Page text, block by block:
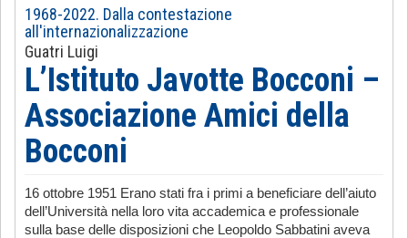
-1968-2022. Dalla contestazione
all'internazionalizzazione
Guatri Luigi
L’Istituto Javotte Bocconi –
Associazione Amici della
Bocconi
16 ottobre 1951 Erano stati fra i primi a beneficiare dell’aiuto
dell’Università nella loro vita accademica e professionale
sulla base delle disposizioni che Leopoldo Sabbatini aveva